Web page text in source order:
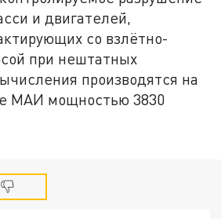
и двигателей,
со взлётно-
при нештатных
производятся на
МАИ мощностью 3830